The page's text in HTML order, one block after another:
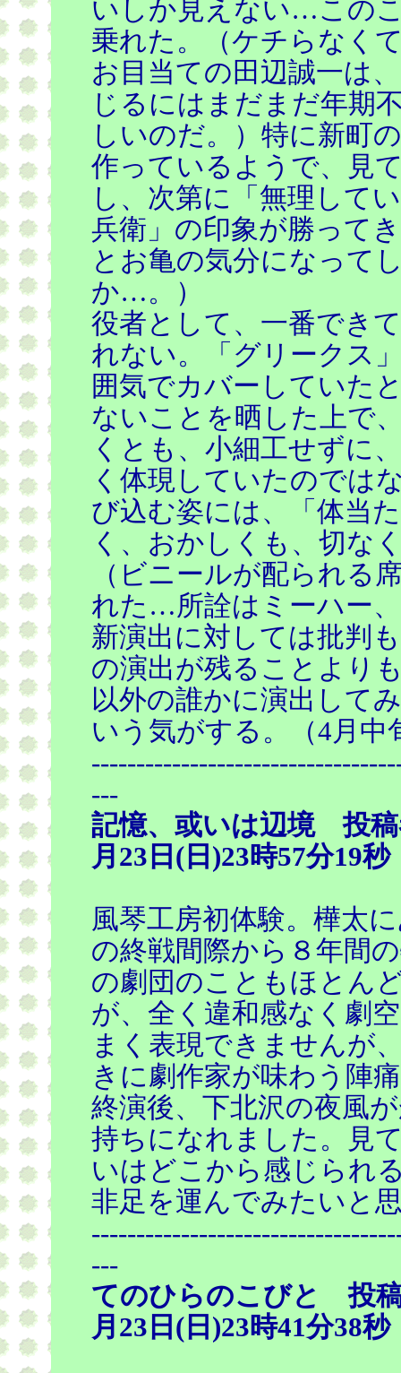
いしか見えない…この
乗れた。（ケチらなく
お目当ての田辺誠一は
じるにはまだまだ年期
しいのだ。）特に新町
作っているようで、見
し、次第に「無理して
兵衛」の印象が勝って
とお亀の気分になって
か…。）
役者として、一番でき
れない。「グリークス
囲気でカバーしていた
ないことを晒した上で
くとも、小細工せずに
く体現していたのでは
び込む姿には、「体当
く、おかしくも、切な
（ビニールが配られる
れた…所詮はミーハー
新演出に対しては批判
の演出が残ることより
以外の誰かに演出して
いう気がする。（4月中
---
記憶、或いは辺境 投
月23日(日)23時57分19秒
風琴工房初体験。樺太
の終戦間際から８年間
の劇団のこともほとん
が、全く違和感なく劇
まく表現できませんが
きに劇作家が味わう陣
終演後、下北沢の夜風
持ちになれました。見
いはどこから感じられ
非足を運んでみたいと
---
てのひらのこびと 投
月23日(日)23時41分38秒